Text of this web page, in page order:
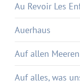
Au Revoir Les
Auerhaus
Auf allen Meeren
Auf alles, was